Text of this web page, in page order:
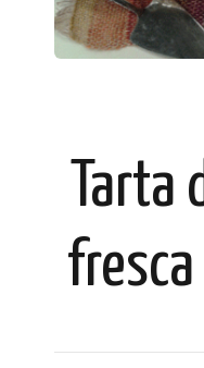
Tarta